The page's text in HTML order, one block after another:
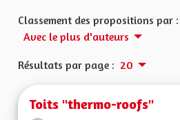
Classement des propositions par :
Avec le plus d'auteurs
Résultats par page : 20
Toits "thermo-roofs"